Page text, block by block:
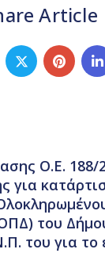
Article
Ο.Ε. 188/
για
του
του για το